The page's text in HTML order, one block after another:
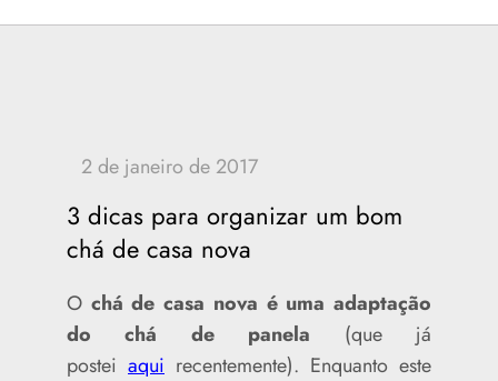
3 dicas para organizar um bom
chá de casa nova
O chá de casa nova é uma adaptação
do chá de panela (que já
postei aqui recentemente). Enquanto este